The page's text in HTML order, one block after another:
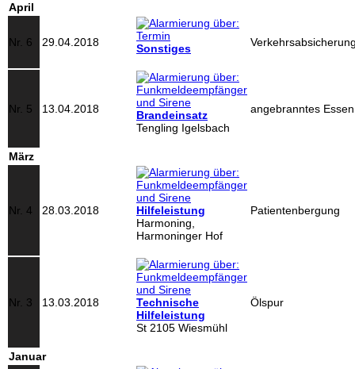
April
Nr. 6 29.04.2018 Sonstiges
Nr. 5 13.04.2018
Brandeinsatz
Tengling Igelsbach
angebranntes Essen
März
Nr. 4 28.03.2018
Hilfeleistung
Harmoning,
Harmoninger Hof
Patientenbergung
Nr. 3 13.03.2018
Technische
Hilfeleistung
St 2105 Wiesmühl
Ölspur
Januar